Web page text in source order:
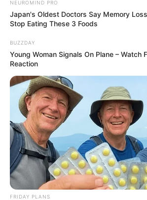
NEUROMIND PRO
Japan's Oldest Doctors Say Memory
Stop Eating These 3 Foods
BUZZDAY
Young Woman Signals On Plane – Watch
Reaction
FRIDAY PLANS